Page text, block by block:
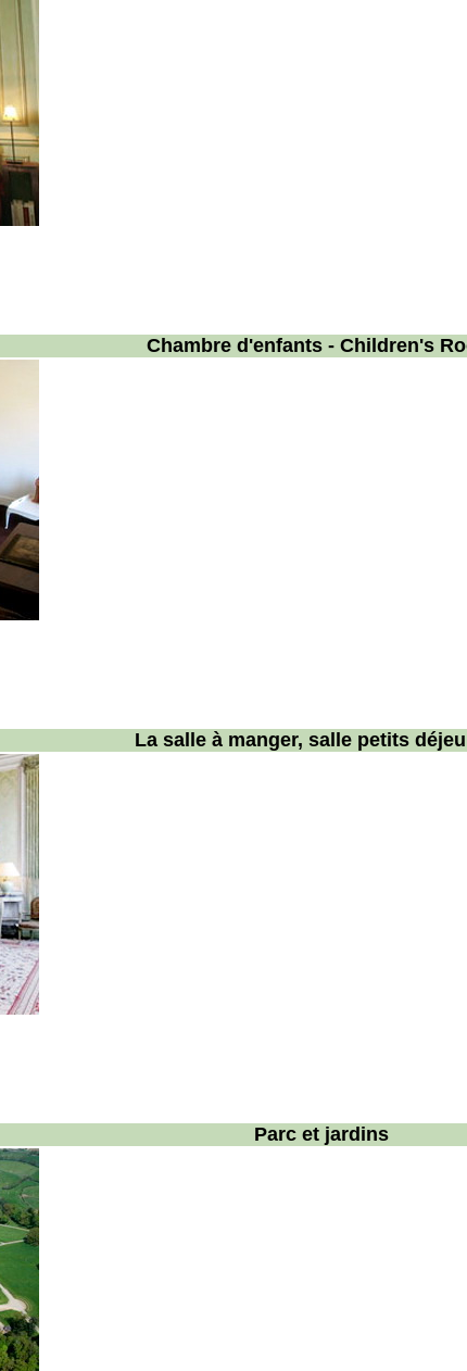
Chambre d'enfants - Children's
La salle à manger, salle petits
Parc et jardins